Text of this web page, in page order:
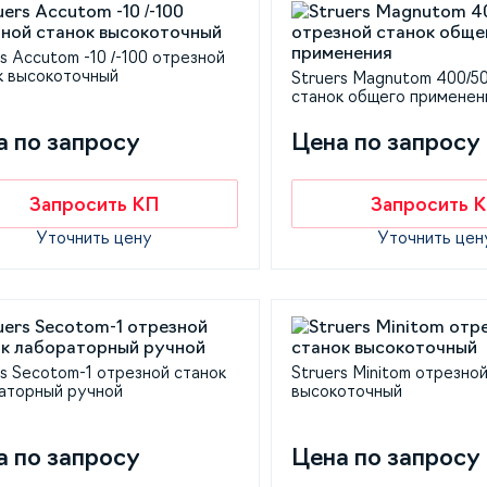
Accutom -10 /-100 отрезной
высокоточный
по запросу
Запросить КП
Уточнить цену
Struers Magnutom 400/
станок общего
Цена по запросу
Запросить
Уточнить
Secotom-1 отрезной станок
ручной
по запросу
Struers Minitom
высокоточный
Цена по запросу